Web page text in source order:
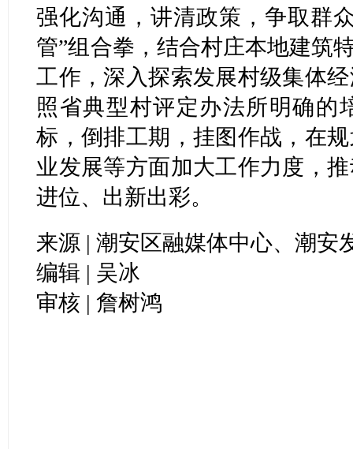
强化沟通，讲清政策，争取群
管”组合拳，结合村庄本地建筑
工作，深入探索发展村级集体
照省典型村评定办法所明确的
标，倒排工期，挂图作战，在
业发展等方面加大工作力度，
进位、出新出彩。
来源 | 潮安区融媒体中心、潮安
编辑 | 吴冰
审核 | 詹树鸿